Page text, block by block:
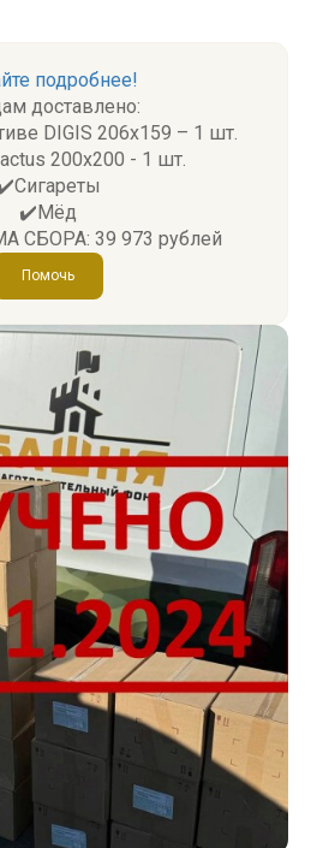
подробнее!
доставлено:
DIGIS 206x159 – 1 шт.
200x200 - 1 шт.
✔️Мёд
39 973 рублей
Помочь